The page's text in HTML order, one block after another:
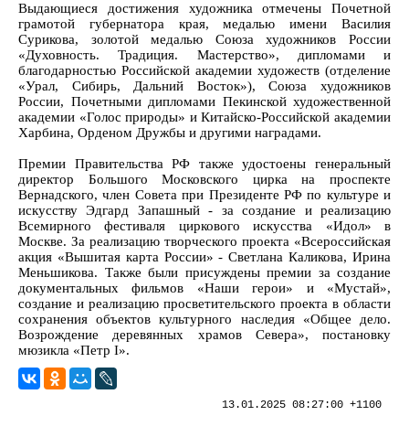
Выдающиеся достижения художника отмечены Почетной
грамотой губернатора края, медалью имени Василия
Сурикова, золотой медалью Союза художников России
«Духовность. Традиция. Мастерство», дипломами и
благодарностью Российской академии художеств (отделение
«Урал, Сибирь, Дальний Восток»), Союза художников
России, Почетными дипломами Пекинской художественной
академии «Голос природы» и Китайско-Российской академии
Харбина, Орденом Дружбы и другими наградами.
Премии Правительства РФ также удостоены генеральный
директор Большого Московского цирка на проспекте
Вернадского, член Совета при Президенте РФ по культуре и
искусству Эдгард Запашный - за создание и реализацию
Всемирного фестиваля циркового искусства «Идол» в
Москве. За реализацию творческого проекта «Всероссийская
акция «Вышитая карта России» - Светлана Каликова, Ирина
Меньшикова. Также были присуждены премии за создание
документальных фильмов «Наши герои» и «Мустай»,
создание и реализацию просветительского проекта в области
сохранения объектов культурного наследия «Общее дело.
Возрождение деревянных храмов Севера», постановку
мюзикла «Петр I».
13.01.2025 08:27:00 +1100